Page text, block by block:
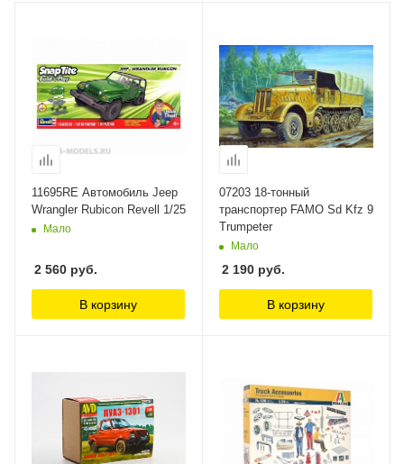
11695RE Автомобиль Jeep
Wrangler Rubicon Revell 1/25
Мало
2 560 руб.
В корзину
07203 18-тонный
транспортер FAMO Sd Kfz 9
Trumpeter
Мало
2 190 руб.
В корзину